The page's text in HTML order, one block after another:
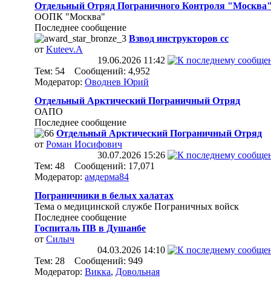
Отдельный Отряд Пограничного Контроля
ООПК "Москва"
Последнее сообщение
Взвод инструкторов сс
от Kuteev.A
19.06.2026 11:42
Тем: 54 Сообщений: 4,952
Модератор: Оводнев Юрий
Отдельный Арктический Пограничный Отряд
ОАПО
Последнее сообщение
Отдельный Арктический Пограничный Отряд
от Роман Иосифович
30.07.2026 15:26
Тем: 48 Сообщений: 17,071
Модератор: амдерма84
Пограничники в белых халатах
Тема о медицинской службе Пограничных войск
Последнее сообщение
Госпиталь ПВ в Душанбе
от Силыч
04.03.2026 14:10
Тем: 28 Сообщений: 949
Модератор: Викка, Довольная